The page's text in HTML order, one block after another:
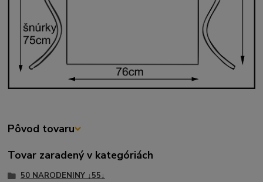
Pôvod tovaru
Tovar zaradený v kategóriách
50 NARODENINY ↓55↓